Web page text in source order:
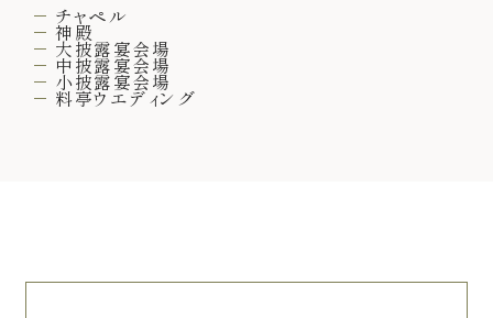
チャペル
神殿
大披露宴会場
中披露宴会場
小披露宴会場
料亭ウエディング